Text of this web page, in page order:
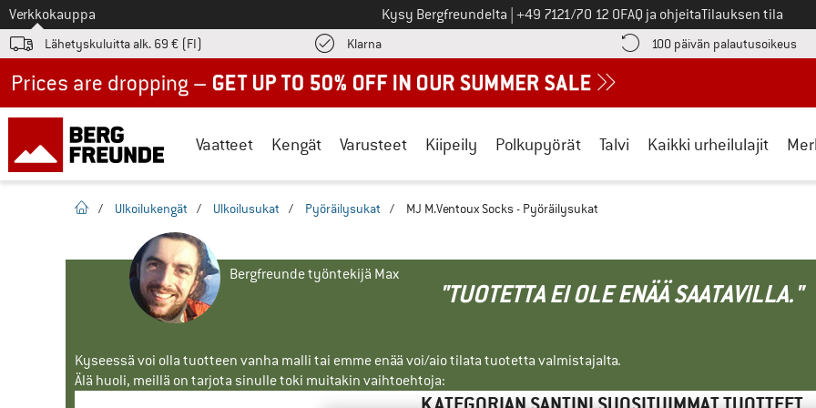
Tästä siirtyäksesi
Verkkokauppa Kysy Bergfreundelta Soita meille
+49 7121/70 12 0FAQ ja ohjeitaTilauksen tila
Lähetyskuluitta alk. 69 € (FI) KlarnaLöydä maksutiedot täältä! Avautuu tietokentässä 100 päivän palautusoikeus
Vaatteet Kengät Varusteet Kiipeily Polkupyörät Talvi Kaikki urheilulajit
Kotisivu
/ Ulkoilukengät / Ulkoilusukat / Pyöräilysukat / MJ M.Ventoux Socks - Pyöräilysukat
Bergfreunde työntekijä Max
"TUOTETTA EI OLE ENÄÄ SAATAVILLA."
Kyseessä voi olla tuotteen vanha malli tai emme enää voi/aio tilata tuotetta valmistajalta.
Älä huoli, meillä on tarjota sinulle toki muitakin vaihtoehtoja: